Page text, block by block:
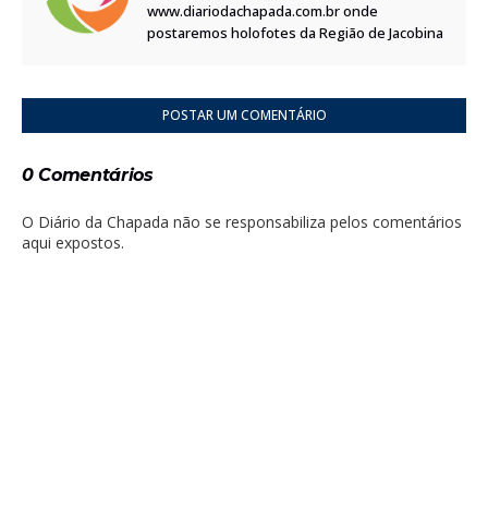
www.diariodachapada.com.br onde
postaremos holofotes da Região de Jacobina
POSTAR UM COMENTÁRIO
0 Comentários
O Diário da Chapada não se responsabiliza pelos comentários
aqui expostos.